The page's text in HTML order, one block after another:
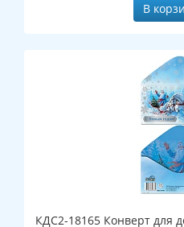
В
КДС2-18165 Конверт для